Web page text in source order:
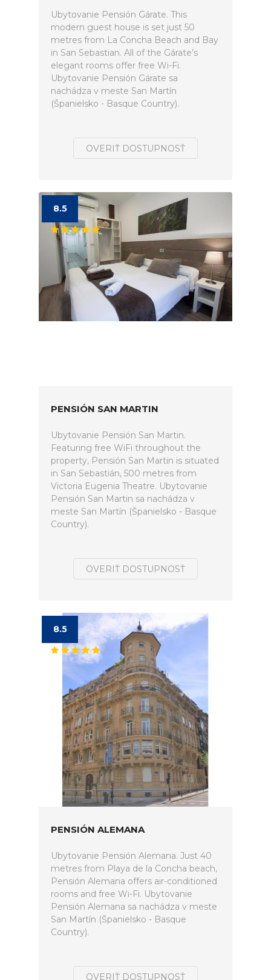
Ubytovanie Pensión Gárate. This
modern guest house is set just 50
metres from La Concha Beach and Bay
in San Sebastian. All of the Gárate’s
elegant rooms offer free Wi-Fi.
Ubytovanie Pensión Gárate sa
nachádza v meste San Martín
(Španielsko - Basque Country).
OVERIŤ DOSTUPNOSŤ
8.5
PENSIÓN SAN MARTIN
Ubytovanie Pensión San Martin.
Featuring free WiFi throughout the
property, Pensión San Martin is situated
in San Sebastián, 500 metres from
Victoria Eugenia Theatre. Ubytovanie
Pensión San Martin sa nachádza v
meste San Martín (Španielsko - Basque
Country).
OVERIŤ DOSTUPNOSŤ
8.5
PENSIÓN ALEMANA
Ubytovanie Pensión Alemana. Just 40
metres from Playa de la Concha beach,
Pensión Alemana offers air-conditioned
rooms and free Wi-Fi. Ubytovanie
Pensión Alemana sa nachádza v meste
San Martín (Španielsko - Basque
Country).
OVERIŤ DOSTUPNOSŤ